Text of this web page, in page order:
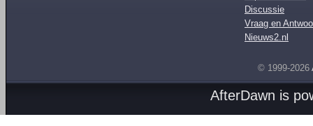
Discussie
Vraag en
Nieuws2.nl
© 1999-2026
AfterDawn is